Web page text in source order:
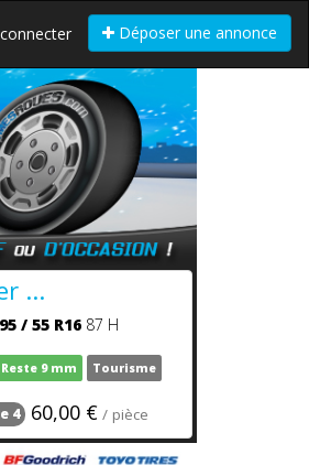
Déposer une annonce
...
/ 55 R16 87 H
Reste 9 mm Tourisme
4 60,00 € / pièce